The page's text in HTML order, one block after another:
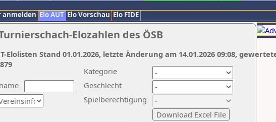
anmelden Elo AUT Elo Vorschau Elo FIDE
Elozahlen des ÖSB
Kategorie
Geschlecht
Spielberechtigung
Elolisten Stand 01.01.2026, letzte Änderung am 14.01.2026 09:08,